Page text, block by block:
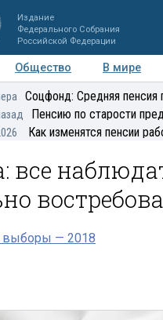
Издание
Федерального Собрания
Российской Федерации
Общество В мире
Регионы
Соцфонд: Средняя пенсия
Пенсию по старости
Как изменятся пенсии
все
выборы — 2018